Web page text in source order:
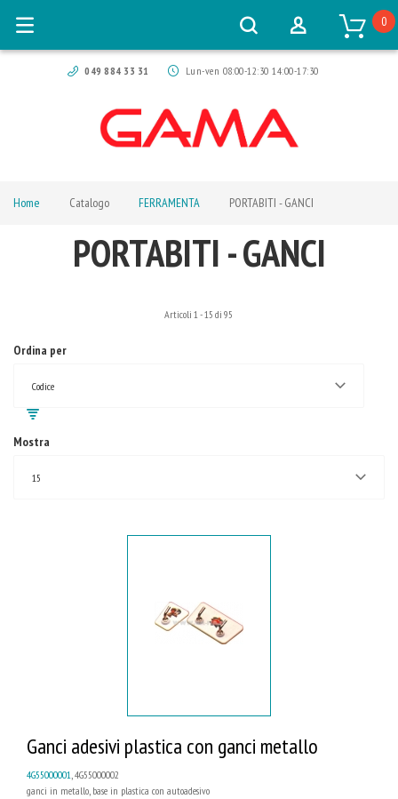
049 884 33 31 Lun-ven 08:00-12:30 14:00-17:30
0
Home Catalogo FERRAMENTA PORTABITI - GANCI
PORTABITI - GANCI
Ordina per
Codice
Articoli 1 -15 di 95
Mostra
15
Ganci adesivi plastica con ganci metallo
4G55000001, 4G55000002
ganci in metallo, base in plastica con autoadesivo